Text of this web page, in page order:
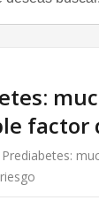
factor
Prediabetes: